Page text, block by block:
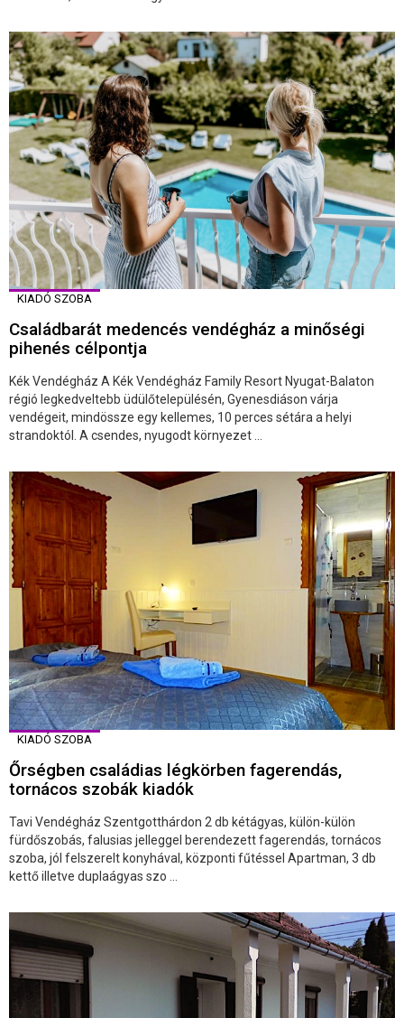
KIADÓ SZOBA
Családbarát medencés vendégház a minőségi
pihenés célpontja
Kék Vendégház A Kék Vendégház Family Resort Nyugat-Balaton
régió legkedveltebb üdülőtelepülésén, Gyenesdiáson várja
vendégeit, mindössze egy kellemes, 10 perces sétára a helyi
strandoktól. A csendes, nyugodt környezet ...
KIADÓ SZOBA
Őrségben családias légkörben fagerendás,
tornácos szobák kiadók
Tavi Vendégház Szentgotthárdon 2 db kétágyas, külön-külön
fürdőszobás, falusias jelleggel berendezett fagerendás, tornácos
szoba, jól felszerelt konyhával, központi fűtéssel Apartman, 3 db
kettő illetve duplaágyas szo ...